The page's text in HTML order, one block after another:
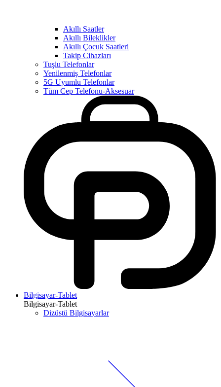
Akıllı Saatler
Akıllı Bileklikler
Akıllı Çocuk Saatleri
Takip Cihazları
Tuşlu Telefonlar
Yenilenmiş Telefonlar
5G Uyumlu Telefonlar
Tüm Cep Telefonu-Aksesuar
Bilgisayar-Tablet
Bilgisayar-Tablet
Dizüstü Bilgisayarlar